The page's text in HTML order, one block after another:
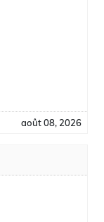
août 08, 2026